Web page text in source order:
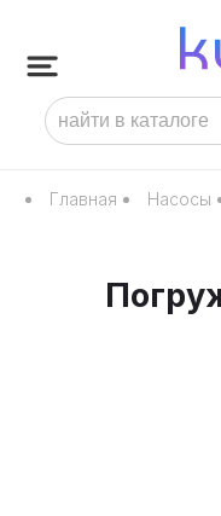
Главная Насосы